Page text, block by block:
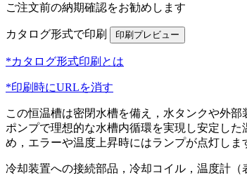
ご注文前の納期確認をお勧めします
カタログ形式で印刷
*カタログ形式印刷とは
*印刷時にURLを消す
この恒温槽は密閉水槽を備え，水タンクや外
ポンプで理想的な水槽内循環を実現し安定し
め，エラーや温度上昇時にはランプが点灯しま
冷却装置への接続部品，冷却コイル，温度計